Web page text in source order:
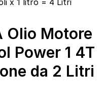
Olio Motore
Power 1 4T
da 2 Litri